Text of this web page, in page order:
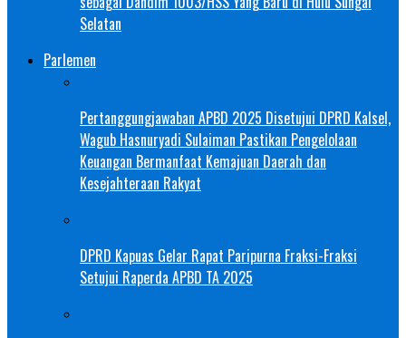
Selatan
Parlemen
Pertanggungjawaban APBD 2025 Disetujui DPRD Kalsel,
Wagub Hasnuryadi Sulaiman Pastikan Pengelolaan
Keuangan Bermanfaat Kemajuan Daerah dan
Kesejahteraan Rakyat
DPRD Kapuas Gelar Rapat Paripurna Fraksi-Fraksi
Setujui Raperda APBD TA 2025